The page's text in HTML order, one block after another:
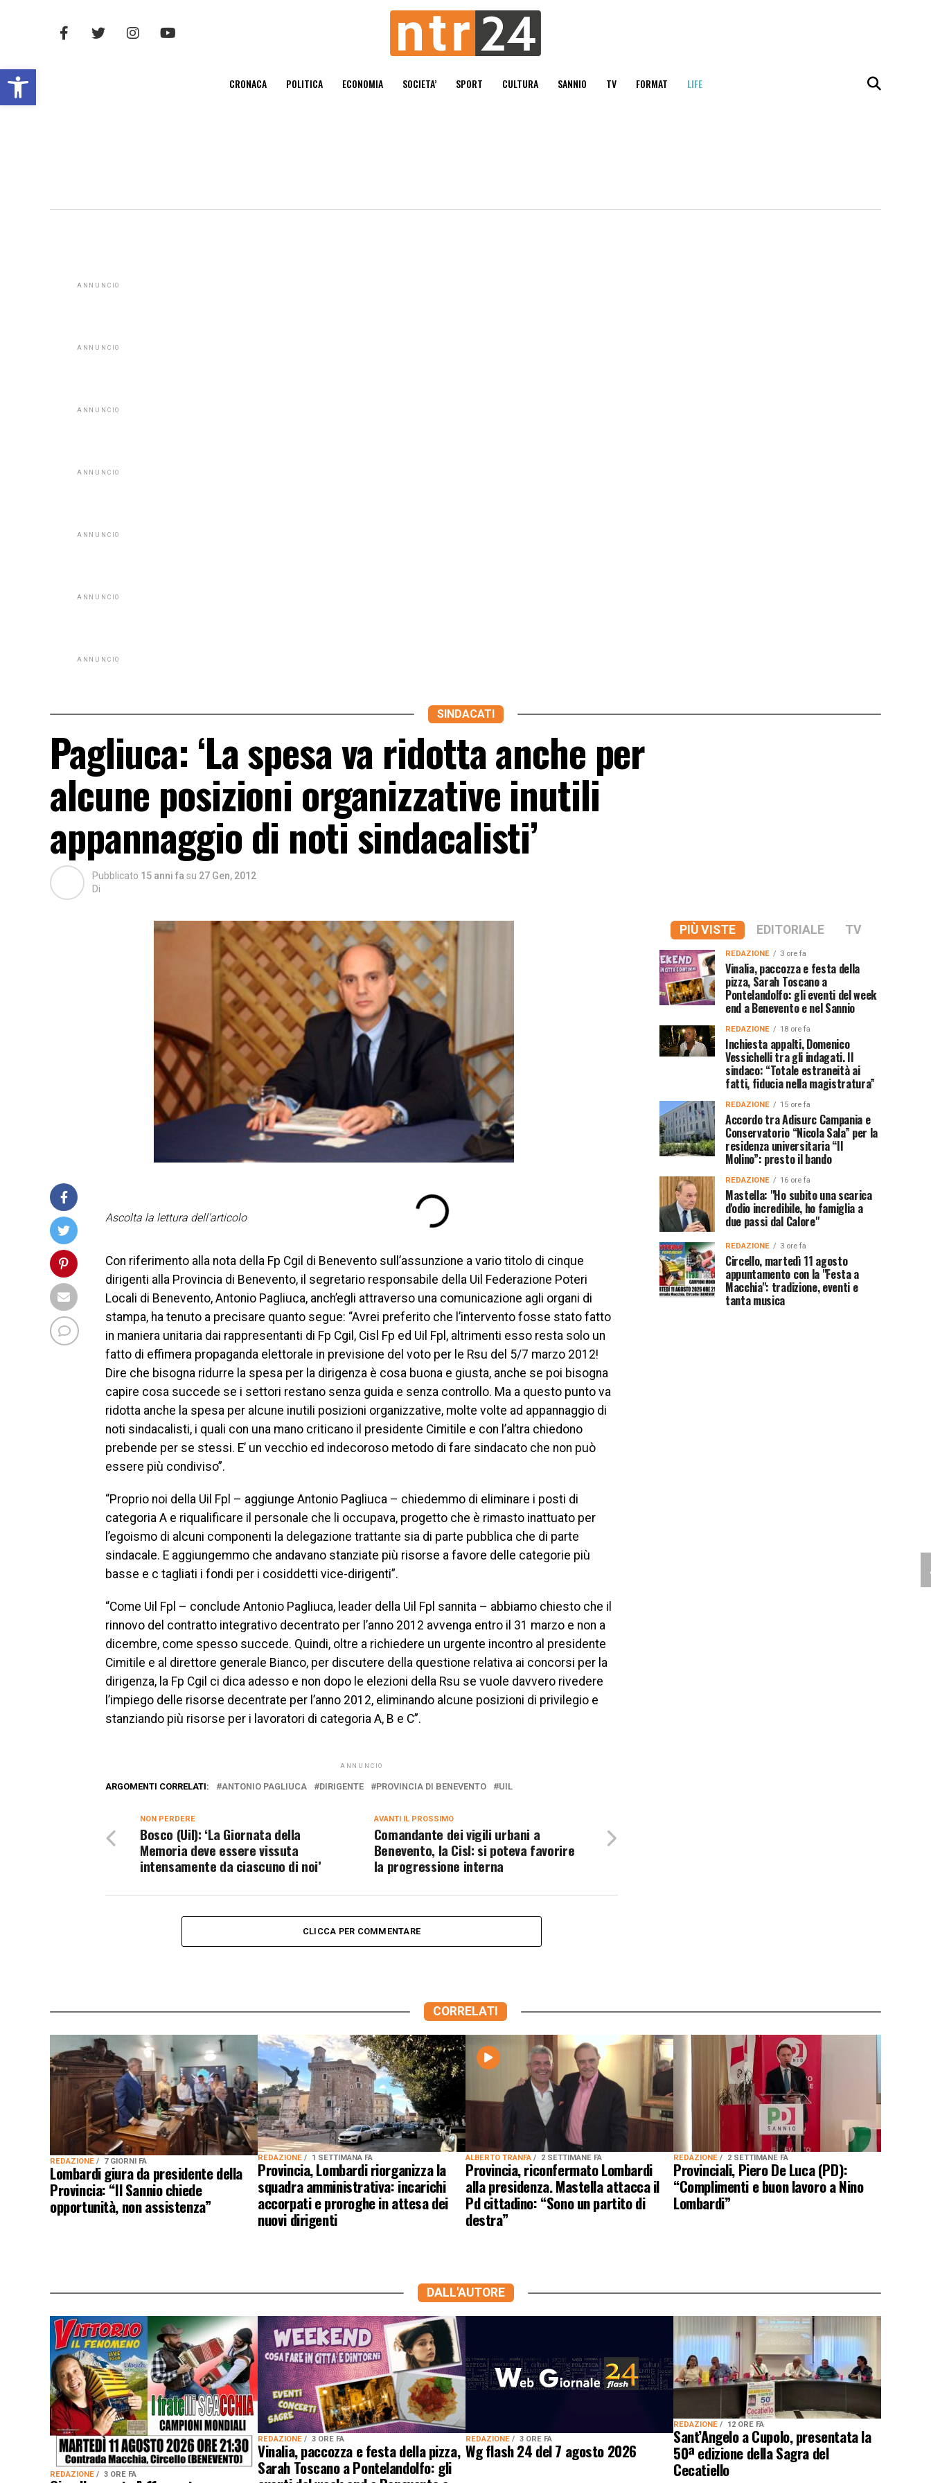
Open toolbar CRONACA POLITICA ECONOMIA SOCIETA’ SPORT CULTURA SANNIO TV FORMAT LIFE
ANNUNCIO
ANNUNCIO
ANNUNCIO
ANNUNCIO
ANNUNCIO
ANNUNCIO
ANNUNCIO
SINDACATI
Pagliuca: ‘La spesa va ridotta anche per
alcune posizioni organizzative inutili
appannaggio di noti sindacalisti’
Pubblicato 15 anni fa su 27 Gen, 2012
Di
Ascolta la lettura dell'articolo
Con riferimento alla nota della Fp Cgil di Benevento sull’assunzione a vario titolo di cinque
dirigenti alla Provincia di Benevento, il segretario responsabile della Uil Federazione Poteri
Locali di Benevento, Antonio Pagliuca, anch’egli attraverso una comunicazione agli organi di
stampa, ha tenuto a precisare quanto segue: “Avrei preferito che l’intervento fosse stato fatto
in maniera unitaria dai rappresentanti di Fp Cgil, Cisl Fp ed Uil Fpl, altrimenti esso resta solo un
fatto di effimera propaganda elettorale in previsione del voto per le Rsu del 5/7 marzo 2012!
Dire che bisogna ridurre la spesa per la dirigenza è cosa buona e giusta, anche se poi bisogna
capire cosa succede se i settori restano senza guida e senza controllo. Ma a questo punto va
ridotta anche la spesa per alcune inutili posizioni organizzative, molte volte ad appannaggio di
noti sindacalisti, i quali con una mano criticano il presidente Cimitile e con l’altra chiedono
prebende per se stessi. E’ un vecchio ed indecoroso metodo di fare sindacato che non può
essere più condiviso”.
“Proprio noi della Uil Fpl – aggiunge Antonio Pagliuca – chiedemmo di eliminare i posti di
categoria A e riqualificare il personale che li occupava, progetto che è rimasto inattuato per
l’egoismo di alcuni componenti la delegazione trattante sia di parte pubblica che di parte
sindacale. E aggiungemmo che andavano stanziate più risorse a favore delle categorie più
basse e c tagliati i fondi per i cosiddetti vice-dirigenti”.
“Come Uil Fpl – conclude Antonio Pagliuca, leader della Uil Fpl sannita – abbiamo chiesto che il
rinnovo del contratto integrativo decentrato per l’anno 2012 avvenga entro il 31 marzo e non a
dicembre, come spesso succede. Quindi, oltre a richiedere un urgente incontro al presidente
Cimitile e al direttore generale Bianco, per discutere della questione relativa ai concorsi per la
dirigenza, la Fp Cgil ci dica adesso e non dopo le elezioni della Rsu se vuole davvero rivedere
l’impiego delle risorse decentrate per l’anno 2012, eliminando alcune posizioni di privilegio e
stanziando più risorse per i lavoratori di categoria A, B e C”.
ANNUNCIO
ARGOMENTI CORRELATI: ANTONIO PAGLIUCA DIRIGENTE PROVINCIA DI BENEVENTO UIL
AVANTI IL ​​PROSSIMO
Comandante dei vigili urbani a
Benevento, la Cisl: si poteva favorire
la progressione interna
NON PERDERE
Bosco (Uil): ‘La Giornata della
Memoria deve essere vissuta
intensamente da ciascuno di noi’
CLICCA PER COMMENTARE
PIÙ VISTE EDITORIALE TV
REDAZIONE 3 ore fa
Vinalia, paccozza e festa della
pizza, Sarah Toscano a
Pontelandolfo: gli eventi del week
end a Benevento e nel Sannio
REDAZIONE 18 ore fa
Inchiesta appalti, Domenico
Vessichelli tra gli indagati. Il
sindaco: “Totale estraneità ai
fatti, fiducia nella magistratura”
REDAZIONE 15 ore fa
Accordo tra Adisurc Campania e
Conservatorio “Nicola Sala” per la
residenza universitaria “Il
Molino”: presto il bando
REDAZIONE 16 ore fa
Mastella: "Ho subito una scarica
d'odio incredibile, ho famiglia a
due passi dal Calore"
REDAZIONE 3 ore fa
Circello, martedì 11 agosto
appuntamento con la "Festa a
Macchia": tradizione, eventi e
tanta musica
CORRELATI
REDAZIONE 7 GIORNI FA
Lombardi giura da presidente della
Provincia: “Il Sannio chiede
opportunità, non assistenza”
REDAZIONE 1 SETTIMANA FA
Provincia, Lombardi riorganizza la
squadra amministrativa: incarichi
accorpati e proroghe in attesa dei
nuovi dirigenti
ALBERTO TRANFA 2 SETTIMANE FA
Provincia, riconfermato Lombardi
alla presidenza. Mastella attacca il
Pd cittadino: “Sono un partito di
destra”
REDAZIONE 2 SETTIMANE FA
Provinciali, Piero De Luca (PD):
“Complimenti e buon lavoro a Nino
Lombardi”
DALL'AUTORE
REDAZIONE 3 ORE FA
REDAZIONE 3 ORE FA
Vinalia, paccozza e festa della pizza,
Sarah Toscano a Pontelandolfo: gli
REDAZIONE 3 ORE FA
Wg flash 24 del 7 agosto 2026
REDAZIONE 12 ORE FA
Sant’Angelo a Cupolo, presentata la
50ª edizione della Sagra del
Cecatiello